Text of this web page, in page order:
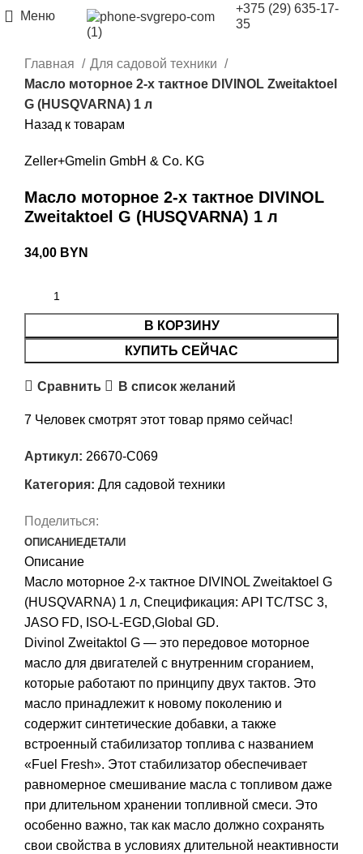
Меню
+375 (29) 635-17-
35
Главная
Для садовой техники
Масло моторное 2-х тактное DIVINOL Zweitaktoel
G (HUSQVARNA) 1 л
Назад к товарам
Zeller+Gmelin GmbH & Co. KG
Масло моторное 2-х тактное DIVINOL
Zweitaktoel G (HUSQVARNA) 1 л
34,00 BYN
В КОРЗИНУ
КУПИТЬ СЕЙЧАС
Сравнить В список желаний
7 Человек смотрят этот товар прямо сейчас!
Артикул: 26670-C069
Категория: Для садовой техники
Поделиться:
ОПИСАНИЕДЕТАЛИ
Описание
Масло моторное 2-х тактное DIVINOL Zweitaktoel G
(HUSQVARNA) 1 л, Спецификация: API TC/TSC 3,
JASO FD, ISO-L-EGD,Global GD.
Divinol Zweitaktol G — это передовое моторное
масло для двигателей с внутренним сгоранием,
которые работают по принципу двух тактов. Это
масло принадлежит к новому поколению и
содержит синтетические добавки, а также
встроенный стабилизатор топлива с названием
«Fuel Fresh». Этот стабилизатор обеспечивает
равномерное смешивание масла с топливом даже
при длительном хранении топливной смеси. Это
особенно важно, так как масло должно сохранять
свои свойства в условиях длительной неактивности